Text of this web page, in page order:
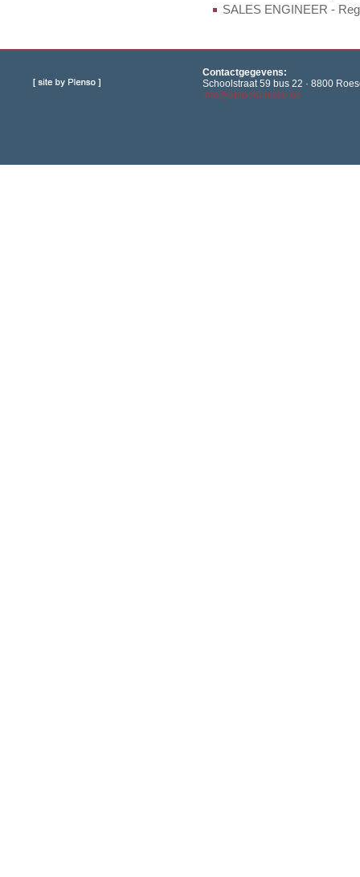
SALES ENGINEER -
Contactgegevens:
Schoolstraat 59 bus 22 · 8800
info@antoonbulcke.be